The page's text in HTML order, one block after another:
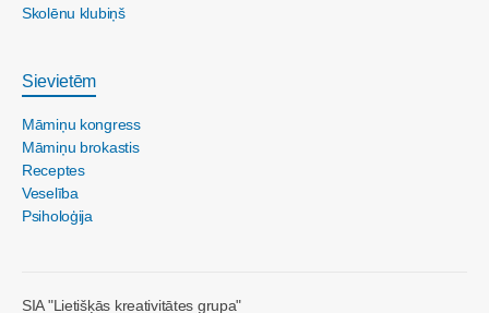
Skolēnu klubiņš
Sievietēm
Māmiņu kongress
Māmiņu brokastis
Receptes
Veselība
Psiholoģija
SIA "Lietišķās kreativitātes grupa"